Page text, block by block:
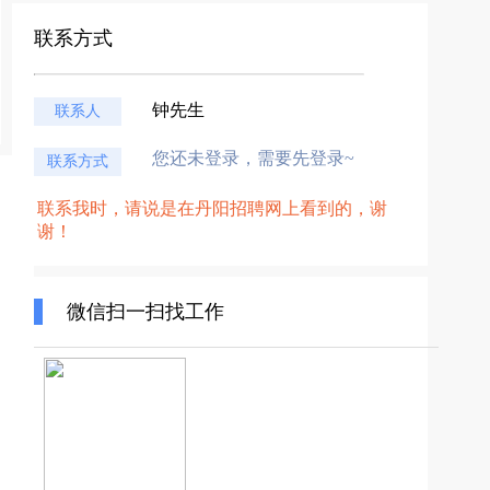
联系方式
联系人 钟先生
联系方式 您还未登录，需要先登录~
联系我时，请说是在丹阳招聘网上看到的，谢
谢！
微信扫一扫找工作